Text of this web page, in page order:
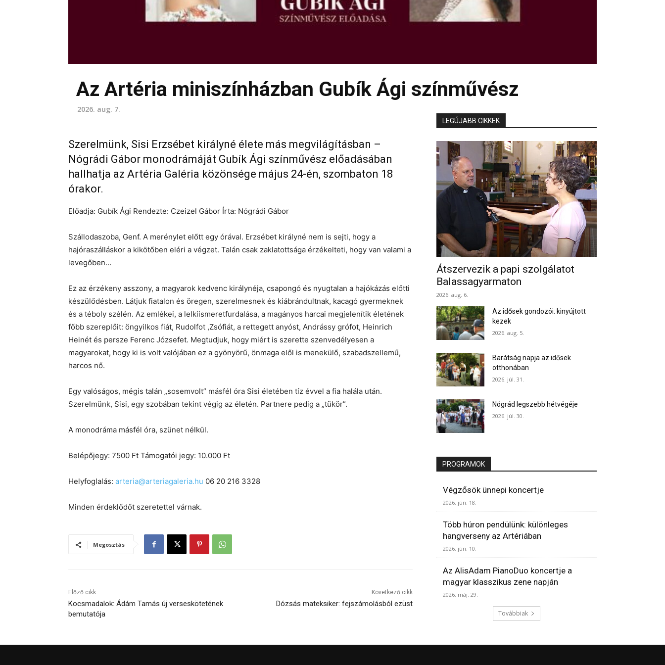
Az Artéria miniszínházban Gubík Ági színművész
2026. aug. 7.
Szerelmünk, Sisi Erzsébet királyné élete más megvilágításban –
Nógrádi Gábor monodrámáját Gubík Ági színművész előadásában
hallhatja az Artéria Galéria közönsége május 24-én, szombaton 18
órakor.
Előadja: Gubík Ági Rendezte: Czeizel Gábor Írta: Nógrádi Gábor
Szállodaszoba, Genf. A merénylet előtt egy órával. Erzsébet királyné nem is sejti, hogy a
hajóraszálláskor a kikötőben eléri a végzet. Talán csak zaklatottsága érzékelteti, hogy van valami a
levegőben…
Ez az érzékeny asszony, a magyarok kedvenc királynéja, csapongó és nyugtalan a hajókázás előtti
készülődésben. Látjuk fiatalon és öregen, szerelmesnek és kiábrándultnak, kacagó gyermeknek
és a téboly szélén. Az emlékei, a lelkiismeretfurdalása, a magányos harcai megjelenítik életének
főbb szereplőit: öngyilkos fiát, Rudolfot ,Zsófiát, a rettegett anyóst, Andrássy grófot, Heinrich
Heinét és persze Ferenc Józsefet. Megtudjuk, hogy miért is szerette szenvedélyesen a
magyarokat, hogy ki is volt valójában ez a gyönyörű, önmaga elől is menekülő, szabadszellemű,
harcos nő.
Egy valóságos, mégis talán „sosemvolt” másfél óra Sisi életében tíz évvel a fia halála után.
Szerelmünk, Sisi, egy szobában tekint végig az életén. Partnere pedig a „tükör”.
A monodráma másfél óra, szünet nélkül.
Belépőjegy: 7500 Ft Támogatói jegy: 10.000 Ft
Helyfoglalás: arteria@arteriagaleria.hu 06 20 216 3328
Minden érdeklődőt szeretettel várnak.
Megosztás
Előző cikk
Kocsmadalok: Ádám Tamás új verseskötetének
bemutatója
Következő cikk
Dózsás mateksiker: fejszámolásból ezüst
LEGÚJABB CIKKEK
Átszervezik a papi szolgálatot
Balassagyarmaton
2026. aug. 6.
Az idősek gondozói: kinyújtott
kezek
2026. aug. 5.
Barátság napja az idősek
otthonában
2026. júl. 31.
Nógrád legszebb hétvégéje
2026. júl. 30.
PROGRAMOK
Végzősök ünnepi koncertje
2026. jún. 18.
Több húron pendülünk: különleges
hangverseny az Artériában
2026. jún. 10.
Az AlisAdam PianoDuo koncertje a
magyar klasszikus zene napján
2026. máj. 29.
Továbbiak